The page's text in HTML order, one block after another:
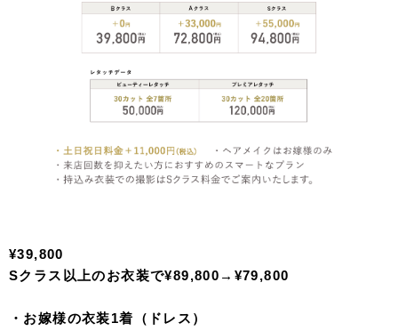
¥39,800
Sクラス以上のお衣装で¥89,800→¥79,800
・お嫁様の衣装1着（ドレス）